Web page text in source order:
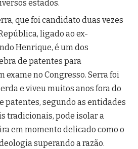
estados.
que foi candidato duas vezes
ligado ao ex-
Henrique, é um dos
de patentes para
exame no Congresso. Serra foi
e viveu muitos anos fora do
patentes, segundo as entidades
tradicionais, pode isolar a
em momento delicado como o
superando a razão.